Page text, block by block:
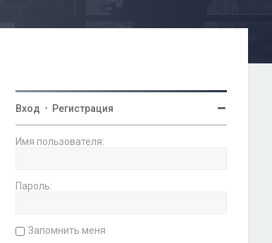
След.
Вход • Регистрация
Имя пользователя:
Пароль:
Запомнить меня